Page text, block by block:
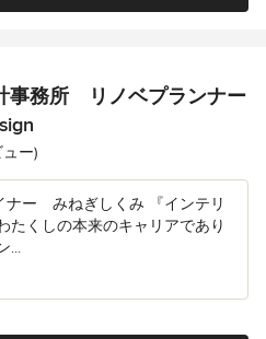
事務所 リノベプランナー
ー)
ー みねぎしくみ 『インテリ
たくしの本来のキャリアであり
...